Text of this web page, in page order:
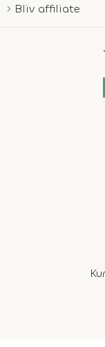
Bliv affiliate